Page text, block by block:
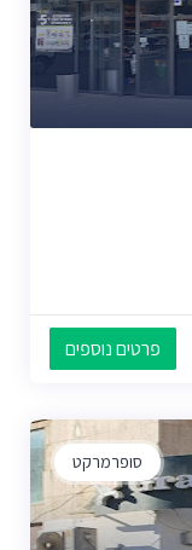
פרטים נוספים
סופרמרקט